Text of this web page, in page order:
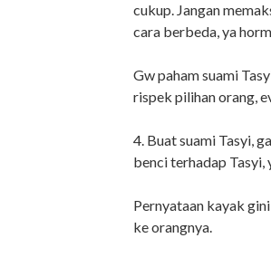
cukup. Jangan
cara berbeda, ya
Gw paham suami
rispek pilihan orang,
4. Buat suami Tasyi,
benci terhadap Tasyi,
Pernyataan kayak
ke orangnya.